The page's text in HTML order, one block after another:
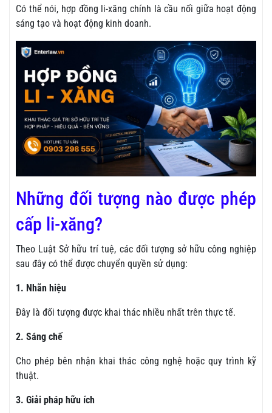
Có thể nói, hợp đồng li-xăng chính là cầu nối giữa hoạt động
sáng tạo và hoạt động kinh doanh.
Những đối tượng nào được phép
cấp li-xăng?
Theo Luật Sở hữu trí tuệ, các đối tượng sở hữu công nghiệp
sau đây có thể được chuyển quyền sử dụng:
1. Nhãn hiệu
Đây là đối tượng được khai thác nhiều nhất trên thực tế.
2. Sáng chế
Cho phép bên nhận khai thác công nghệ hoặc quy trình kỹ
thuật.
3. Giải pháp hữu ích